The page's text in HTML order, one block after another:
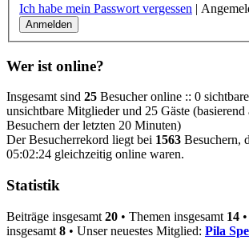
Ich habe mein Passwort vergessen |
Wer ist online?
Insgesamt sind 25 Besucher online :: 0
unsichtbare Mitglieder und 25 Gäste (basierend
Besuchern der letzten 20 Minuten)
Der Besucherrekord liegt bei 1563 Besuchern,
05:02:24 gleichzeitig online waren.
Statistik
Beiträge insgesamt 20 • Themen insgesamt 14
insgesamt 8 • Unser neuestes Mitglied: Pila